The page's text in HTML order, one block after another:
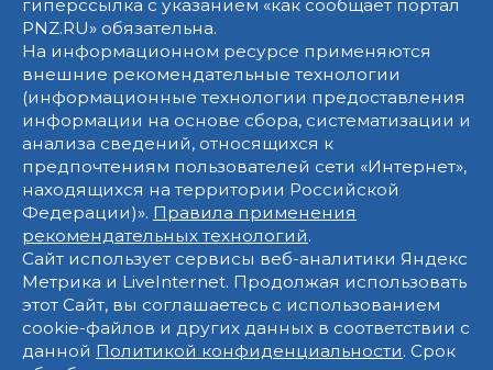
гиперссылка с указанием «как сообщает портал
PNZ.RU» обязательна.
На информационном ресурсе применяются
внешние рекомендательные технологии
(информационные технологии предоставления
информации на основе сбора, систематизации и
анализа сведений, относящихся к
предпочтениям пользователей сети «Интернет»,
находящихся на территории Российской
Федерации)». Правила применения
рекомендательных технологий.
Сайт использует сервисы веб-аналитики Яндекс
Метрика и LiveInternet. Продолжая использовать
этот Сайт, вы соглашаетесь с использованием
cookie-файлов и других данных в соответствии с
данной Политикой конфиденциальности. Срок